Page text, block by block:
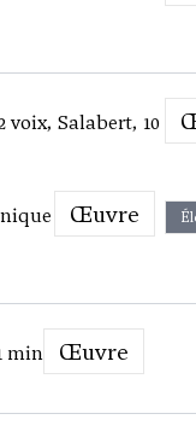
voix, Salabert, 10
Œuvre
min
Œuvre